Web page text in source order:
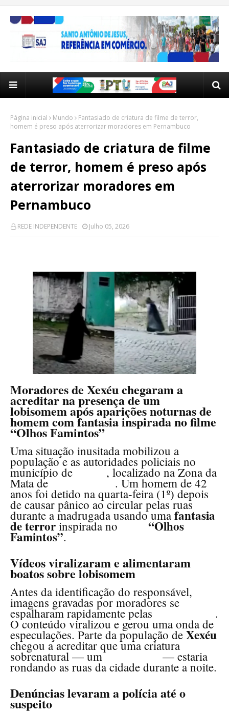
Página inicial Mundo
Fantasiado de criatura de filme de terror,
homem é preso após aterrorizar moradores em Pernambuco
Fantasiado de criatura de filme
de terror, homem é preso após
aterrorizar moradores em
Pernambuco
REDE INDEPENDENTE Julho 05, 2026
Moradores de Xexéu chegaram a
acreditar na presença de um
lobisomem após aparições noturnas de
homem com fantasia inspirada no filme
“Olhos Famintos”
Uma situação inusitada mobilizou a
população e as autoridades policiais no
município de , localizado na Zona da
Mata de Pernambuco . Um homem de 42
anos foi detido na quarta-feira (1º) depois
de causar pânico ao circular pelas ruas
durante a madrugada usando uma fantasia
de terror inspirada no “Olhos
Famintos”.
Vídeos viralizaram e alimentaram
boatos sobre lobisomem
Antes da identificação do responsável,
imagens gravadas por moradores se
espalharam rapidamente pelas .
O conteúdo viralizou e gerou uma onda de
especulações. Parte da população de Xexéu
chegou a acreditar que uma criatura
sobrenatural — umlobisomem — estaria
rondando as ruas da cidade durante a noite.
Denúncias levaram a polícia até o
suspeito